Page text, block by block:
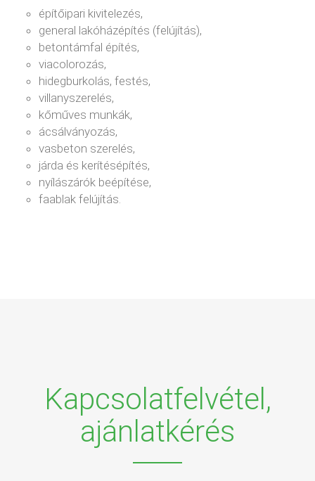
építőipari kivitelezés,
general lakóházépítés (felújítás),
betontámfal építés,
viacolorozás,
hidegburkolás, festés,
villanyszerelés,
kőműves munkák,
ácsálványozás,
vasbeton szerelés,
járda és kerítésépítés,
nyílászárók beépítése,
faablak felújítás.
Kapcsolatfelvétel,
ajánlatkérés